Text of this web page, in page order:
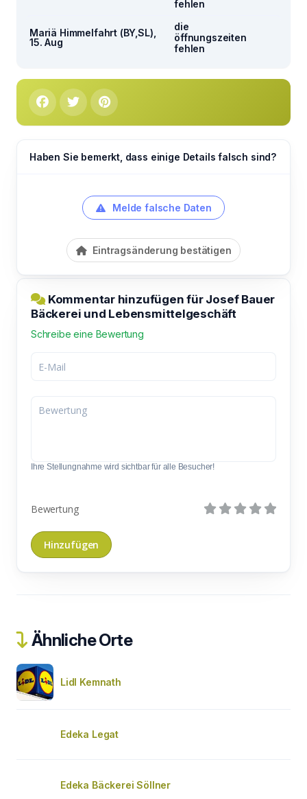
fehlen
Mariä Himmelfahrt (BY,SL),
15. Aug
die
öffnungszeiten
fehlen
Haben Sie bemerkt, dass einige Details falsch sind?
Melde falsche Daten
Eintragsänderung bestätigen
Kommentar hinzufügen für Josef Bauer
Bäckerei und Lebensmittelgeschäft
Schreibe eine Bewertung
Ihre Stellungnahme wird sichtbar für alle Besucher!
Bewertung
Ähnliche Orte
Lidl Kemnath
Edeka Legat
Edeka Bäckerei Söllner